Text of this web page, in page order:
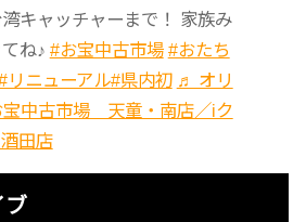
キャッチャーまで！ 家族み
ね♪ #お宝中古市場 #おたち
リニューアル#県内初 ♬ オリ
宝中古市場 天童・南店／iク
田店
ブ